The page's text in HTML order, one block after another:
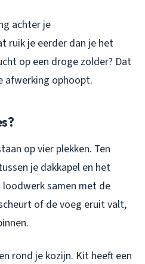
achter je
ruik je eerder dan je het
op een droge zolder? Dat
afwerking ophoopt.
op vier plekken. Ten
je dakkapel en het
samen met de
of de voeg eruit valt,
rond je kozijn. Kit heeft een